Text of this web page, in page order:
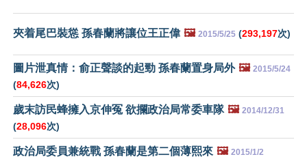
夾着尾巴裝慫 孫春蘭將讓位王正偉 🖼️ 2015/5/25 (293,197次)
圖片泄真情：俞正聲談的起勁 孫春蘭置身局外 🖼️ 2015/5/24
(84,626次)
歲末訪民蜂擁入京伸冤 欲攔政治局常委車隊 🖼️ 2014/12/31
(28,096次)
政治局委員兼統戰 孫春蘭是第二個薄熙來 🖼️ 2015/1/2